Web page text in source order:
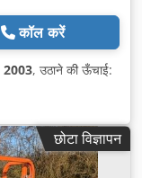
कॉल करें
2003, उठाने की ऊँचाई:
छोटा विज्ञापन